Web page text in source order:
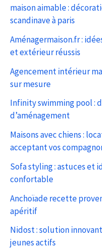
maison aimable :
scandinave à paris
Aménagermaison.fr :
et extérieur réussis
Agencement intérieur
sur mesure
Infinity swimming pool :
d’aménagement
Maisons avec chiens :
acceptant vos
Sofa styling : astuces et
confortable
Anchoïade recette
apéritif
Nidost : solution
jeunes actifs